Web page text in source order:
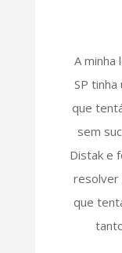
A minha
SP
que
sem
Distak e
resolver
que